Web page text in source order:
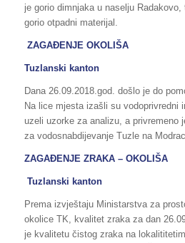
je gorio dimnjaka u naselju
gorio otpadni materijal.
ZAGAĐENJE OKOLIŠA
Tuzlanski kanton
Dana 26.09.2018.god. došlo je do
Na lice mjesta izašli su vodoprivredni
uzeli uzorke za analizu, a privremeno
za vodosnabdijevanje Tuzle na
ZAGAĐENJE ZRAKA – OKOLIŠA
Tuzlanski kanton
Prema izvještaju Ministarstva za
okolice TK, kvalitet zraka za dan
je kvalitetu čistog zraka na